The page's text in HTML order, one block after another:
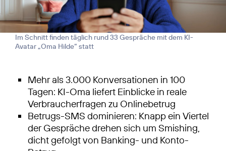
Im Schnitt finden täglich rund 33 Gespräche mit dem KI-
Avatar „Oma Hilde“ statt
Mehr als 3.000 Konversationen in 100
Tagen: KI-Oma liefert Einblicke in reale
Verbraucherfragen zu Onlinebetrug
Betrugs-SMS dominieren: Knapp ein Viertel
der Gespräche drehen sich um Smishing,
dicht gefolgt von Banking- und Konto-